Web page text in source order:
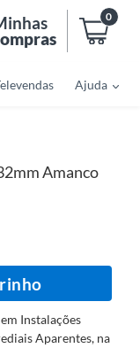
0
Ajuda
Amanco
Instalações
Aparentes, na